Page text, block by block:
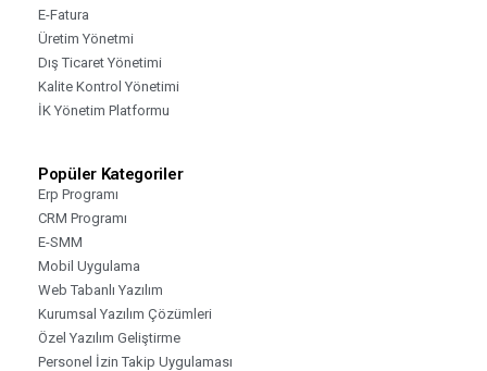
E-Fatura
Üretim Yönetmi
Dış Ticaret Yönetimi
Kalite Kontrol Yönetimi
İK Yönetim Platformu
Popüler Kategoriler
Erp Programı
CRM Programı
E-SMM
Mobil Uygulama
Web Tabanlı Yazılım
Kurumsal Yazılım Çözümleri
Özel Yazılım Geliştirme
Personel İzin Takip Uygulaması